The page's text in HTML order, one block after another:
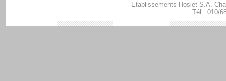
Etablissements Hoslet S.A.
Tél : 010/